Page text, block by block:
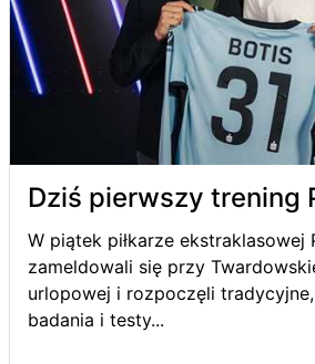
Dziś pierwszy trening
W piątek piłkarze ekstraklasowej
zameldowali się przy
urlopowej i rozpoczęli
badania i testy...